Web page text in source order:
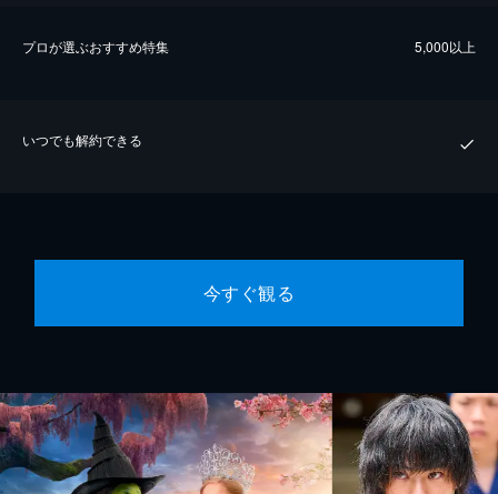
プロが選ぶおすすめ特集 5,000以上
いつでも解約できる
今すぐ観る